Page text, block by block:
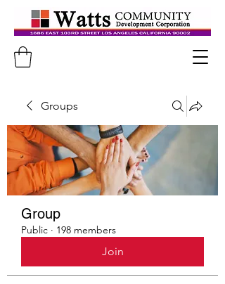
Groups
Group
Public · 198 members
Join